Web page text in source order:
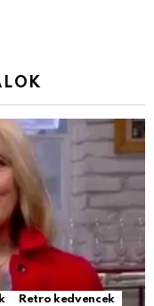
Retro kedvencek